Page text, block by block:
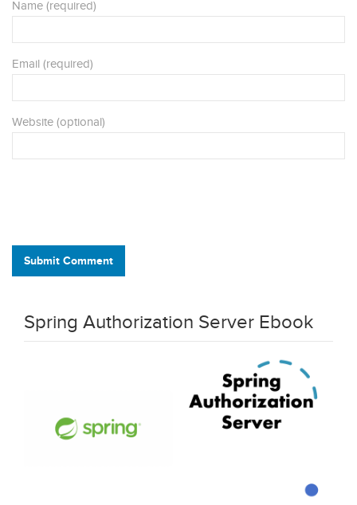
Name (required)
Email (required)
Website (optional)
Submit Comment
Spring Authorization Server Ebook